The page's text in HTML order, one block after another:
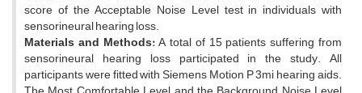
score of the Acceptable Noise Level test in individuals with
sensorineural hearing loss.
Materials and Methods:A total of 15 patients suffering from
sensorineural hearing loss participated in the study. All
participants were fitted with Siemens Motion P 3mi hearing aids.